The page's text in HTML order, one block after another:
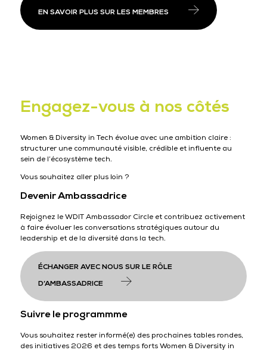
EN SAVOIR PLUS SUR LES MEMBRES
Engagez-vous à nos côtés
Women & Diversity in Tech évolue avec une ambition claire :
structurer une communauté visible, crédible et influente au
sein de l’écosystème tech.
Vous souhaitez aller plus loin ?
Devenir Ambassadrice
Rejoignez le WDIT Ambassador Circle et contribuez activement
à faire évoluer les conversations stratégiques autour du
leadership et de la diversité dans la tech.
ÉCHANGER AVEC NOUS SUR LE RÔLE
D’AMBASSADRICE
Suivre le programmme
Vous souhaitez rester informé(e) des prochaines tables rondes,
des initiatives 2026 et des temps forts Women & Diversity in